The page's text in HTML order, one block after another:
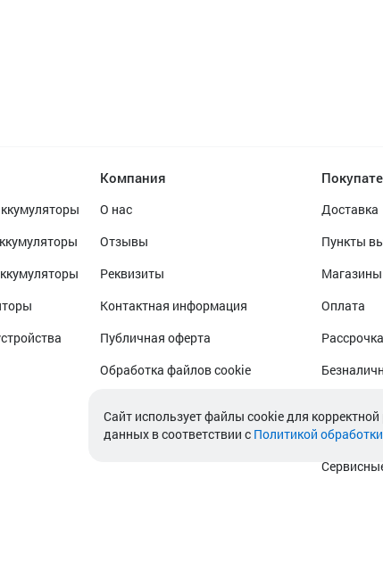
Компания
О нас
Отзывы
Реквизиты
Контактная информация
Публичная оферта
Обработка файлов cookie
Доставка
Пункты
Магазины
Оплата
Рассрочка
Cайт использует файлы cookie для
данных в соответствии с Политикой